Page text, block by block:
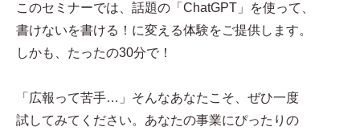
このセミナーでは、話題の「ChatGPT」を使って、
書けないを書ける！に変える体験をご提供します。
しかも、たったの30分で！
「広報って苦手…」そんなあなたこそ、ぜひ一度
試してみてください。あなたの事業にぴったりの